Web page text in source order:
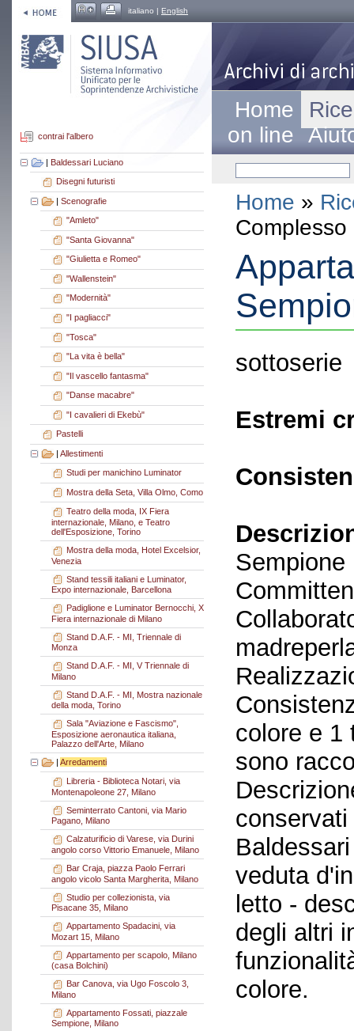
italiano | English
contrai l'albero
| Baldessari Luciano
Disegni futuristi
| Scenografie
"Amleto"
"Santa Giovanna"
"Giulietta e Romeo"
"Wallenstein"
"Modernità"
"I pagliacci"
"Tosca"
"La vita è bella"
"Il vascello fantasma"
"Danse macabre"
"I cavalieri di Ekebù"
Pastelli
| Allestimenti
Studi per manichino Luminator
Mostra della Seta, Villa Olmo, Como
Teatro della moda, IX Fiera
internazionale, Milano, e Teatro
dell'Esposizione, Torino
Mostra della moda, Hotel Excelsior,
Venezia
Stand tessili italiani e Luminator,
Expo internazionale, Barcellona
Padiglione e Luminator Bernocchi, X
Fiera internazionale di Milano
Stand D.A.F. - MI, Triennale di
Monza
Stand D.A.F. - MI, V Triennale di
Milano
Stand D.A.F. - MI, Mostra nazionale
della moda, Torino
Sala "Aviazione e Fascismo",
Esposizione aeronautica italiana,
Palazzo dell'Arte, Milano
| Arredamenti
Libreria - Biblioteca Notari, via
Montenapoleone 27, Milano
Seminterrato Cantoni, via Mario
Pagano, Milano
Calzaturificio di Varese, via Durini
angolo corso Vittorio Emanuele, Milano
Bar Craja, piazza Paolo Ferrari
angolo vicolo Santa Margherita, Milano
Studio per collezionista, via
Pisacane 35, Milano
Appartamento Spadacini, via
Mozart 15, Milano
Appartamento per scapolo, Milano
(casa Bolchini)
Bar Canova, via Ugo Foscolo 3,
Milano
Appartamento Fossati, piazzale
Sempione, Milano
Home
on line
Home »
sottoserie
Estremi
Sempione
colore e 1
sono
veduta
letto -
degli altri
colore.